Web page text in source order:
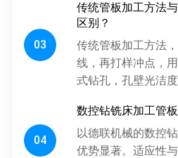
影响换热管安装与
03
传统管板加工方法
区别？
传统管板加工方法
线，再打样冲点，
式钻孔，孔壁光洁
摇臂定位，劳动强
04
数控钻铣床加工管
以德联机械的数控
优势显著。适应性